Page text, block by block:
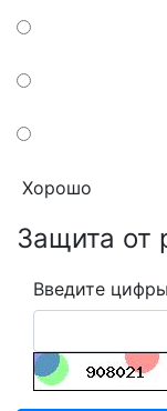
Хорошо
Защита от
Введите